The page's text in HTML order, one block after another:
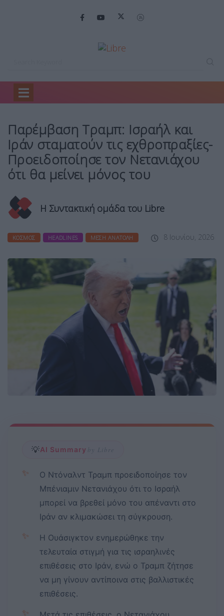
Home
Παρέμβαση Τραμπ: Ισραήλ και
Ιράν σταματούν τις εχθροπραξίες-
Προειδοποίησε τον Νετανιάχου
ότι θα μείνει μόνος του
Η Συντακτική ομάδα του Libre
ΚΌΣΜΟΣ HEADLINES ΜΈΣΗ ΑΝΑΤΟΛΉ 8 Ιουνίου, 2026
💡AI Summary by Libre
✨
Ο Ντόναλντ Τραμπ προειδοποίησε τον
Μπένιαμιν Νετανιάχου ότι το Ισραήλ
μπορεί να βρεθεί μόνο του απέναντι στο
Ιράν αν κλιμακώσει τη σύγκρουση.
✨
Η Ουάσιγκτον ενημερώθηκε την
τελευταία στιγμή για τις ισραηλινές
επιθέσεις στο Ιράν, ενώ ο Τραμπ ζήτησε
να μη γίνουν αντίποινα στις βαλλιστικές
επιθέσεις.
✨